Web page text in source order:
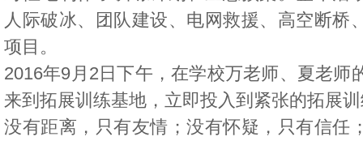
人际破冰、团队建设、电网救援、高空断桥
项目。
2016年9月2日下午，在学校万老师、夏老师
来到拓展训练基地，立即投入到紧张的拓展
没有距离，只有友情；没有怀疑，只有信任